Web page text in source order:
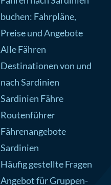
buchen: Fahrpläne,
Preise und Angebote
Alle Fähren
Destinationen von und
nach Sardinien
Sardinien Fähre
Routenführer
Fährenangebote
Sardinien
Häufig gestellte Fragen
Angebot für Gruppen-